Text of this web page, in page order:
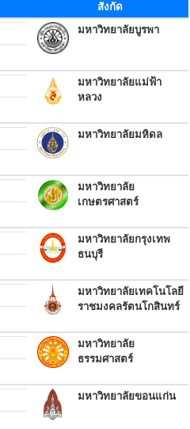
สังกัด
มหาวิทยาลัยบูรพา
มหาวิทยาลัยแม่ฟ้า
หลวง
มหาวิทยาลัยมหิดล
มหาวิทยาลัย
เกษตรศาสตร์
มหาวิทยาลัยกรุงเทพ
ธนบุรี
มหาวิทยาลัยเทคโนโลยี
ราชมงคลรัตนโกสินทร์
มหาวิทยาลัย
ธรรมศาสตร์
มหาวิทยาลัยขอนแก่น